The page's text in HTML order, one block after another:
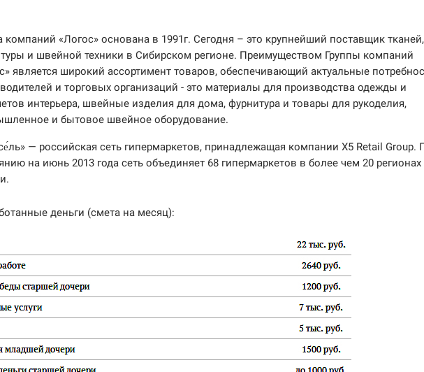
компаний «Логос» основана в 1991г. Сегодня – это крупнейший поставщик тканей,
и швейной техники в Сибирском регионе. Преимуществом Группы компаний
является широкий ассортимент товаров, обеспечивающий актуальные
и торговых организаций - это материалы для производства одежды и
интерьера, швейные изделия для дома, фурнитура и товары для рукоделия,
и бытовое швейное оборудование.
— российская сеть гипермаркетов, принадлежащая компании X5 Retail Group.
на июнь 2013 года сеть объединяет 68 гипермаркетов в более чем 20 регионах
деньги (смета на месяц):